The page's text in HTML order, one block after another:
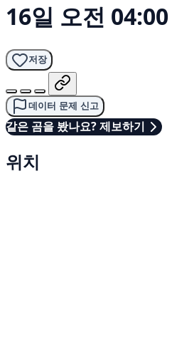
16일 오전 04:00
저장
데이터 문제 신고
같은 곰을 봤나요? 제보하기
위치